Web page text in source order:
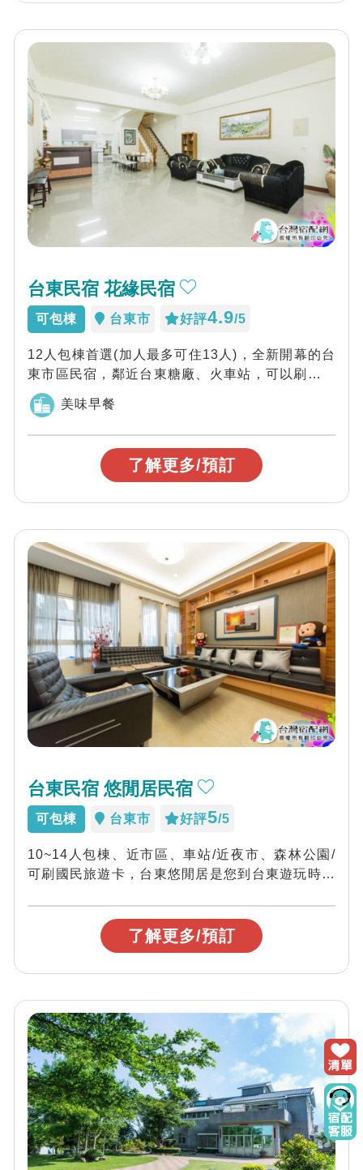
台東民宿 花緣民宿
可包棟 台東市 好評4.9/5
12人包棟首選(加人最多可住13人)，全新開幕的台
東市區民宿，鄰近台東糖廠、火車站，可以刷國民
旅遊卡，提供早餐，也有接送服務......
美味早餐
了解更多/預訂
台東民宿 悠閒居民宿
可包棟 台東市 好評5/5
10~14人包棟、近市區、車站/近夜市、森林公園/
可刷國民旅遊卡，台東悠閒居是您到台東遊玩時的
了解更多/預訂